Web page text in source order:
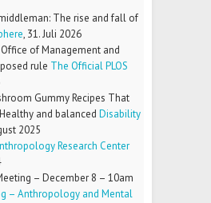
The rise and fall of
, 31. Juli 2026
of Management and
rule The Official PLOS
Gummy Recipes That
and balanced Disability
2025
Research Center
– December 8 – 10am
– Anthropology and Mental